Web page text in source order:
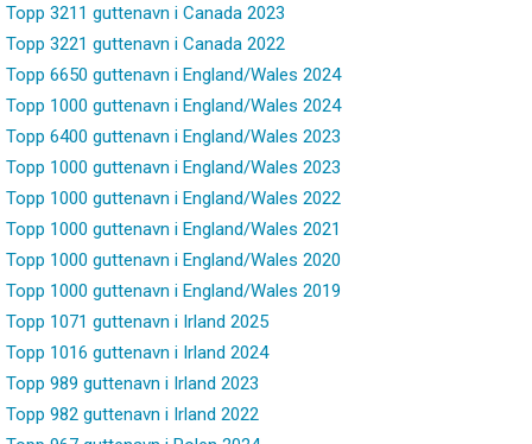
Topp 3211 guttenavn i Canada 2023
Topp 3221 guttenavn i Canada 2022
Topp 6650 guttenavn i England/Wales 2024
Topp 1000 guttenavn i England/Wales 2024
Topp 6400 guttenavn i England/Wales 2023
Topp 1000 guttenavn i England/Wales 2023
Topp 1000 guttenavn i England/Wales 2022
Topp 1000 guttenavn i England/Wales 2021
Topp 1000 guttenavn i England/Wales 2020
Topp 1000 guttenavn i England/Wales 2019
Topp 1071 guttenavn i Irland 2025
Topp 1016 guttenavn i Irland 2024
Topp 989 guttenavn i Irland 2023
Topp 982 guttenavn i Irland 2022